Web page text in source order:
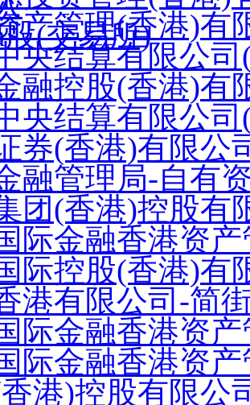
(交易所)
产管理(香港)有
央结算有限公司
融控股(香港)有
央结算有限公
券(香港)有限公
融管理局-自有
团(香港)控股有
际金融香港资
际控股(香港)有
港有限公司-简
际金融香港资
际金融香港资
港)控股有限公